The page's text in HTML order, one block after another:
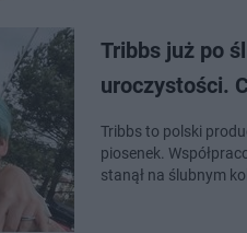
Tribbs już po
uroczystości.
Tribbs to polski
piosenek.
stanął na ślubnym